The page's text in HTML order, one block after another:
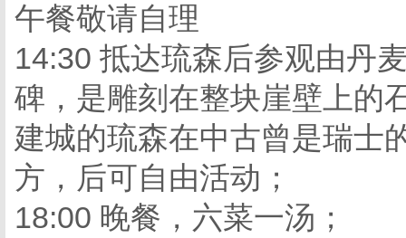
午餐敬请自理
14:30 抵达琉森后参观由丹
碑，是雕刻在整块崖壁上的
建城的琉森在中古曾是瑞士
方，后可自由活动；
18:00 晚餐，六菜一汤；